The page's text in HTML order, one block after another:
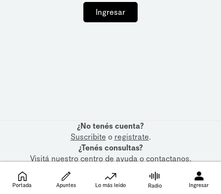
Ingresar
¿No tenés cuenta?
Suscribite o registrate.
¿Tenés consultas?
Visitá nuestrocentro de ayudaocontactanos.
Portada Apuntes Lo más leído Radio Ingresar